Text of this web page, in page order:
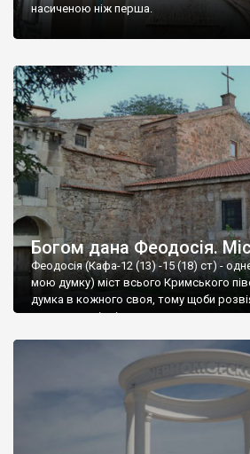
насиченою ніж перша.
Богом дана Феодосія.
Феодосія (Кафа-12 (13) -15 (18) ст) -
мою думку) міст всього Кримського
думка в кожного своя, тому щоби
запрошую відвідати це